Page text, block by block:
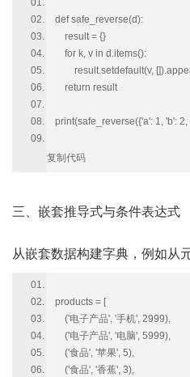
def safe_reverse(d):
result = {}
for k, v in d.items():
result.setdefault(v,
return result
print(safe_reverse({'a': 1, 'b':
复制代码
三、嵌套推导式与条件表达式
从嵌套数据构建字典，例如从
products = [
('电子产品', '手机', 2999),
('电子产品', '电脑', 5999),
('食品', '苹果', 5),
('食品', '香蕉', 3),